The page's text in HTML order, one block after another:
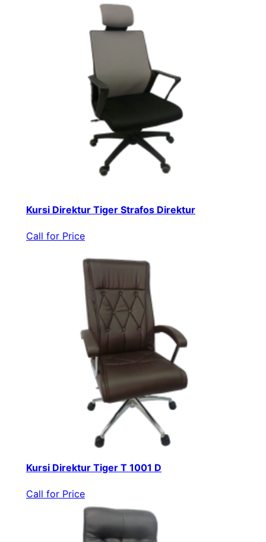
Kursi Direktur Tiger Strafos Direktur
Call for Price
Kursi Direktur Tiger T 1001 D
Call for Price